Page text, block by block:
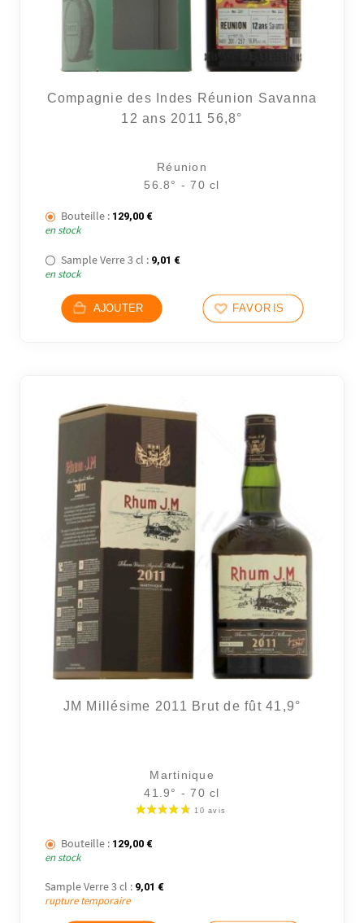
Compagnie des Indes Réunion Savanna
12 ans 2011 56,8°
Réunion
56.8° - 70 cl
Bouteille : 129,00 €
en stock
Sample Verre 3 cl : 9,01 €
en stock
AJOUTER FAVORIS
JM Millésime 2011 Brut de fût 41,9°
Martinique
41.9° - 70 cl
Bouteille : 129,00 €
en stock
Sample Verre 3 cl : 9,01 €
rupture temporaire